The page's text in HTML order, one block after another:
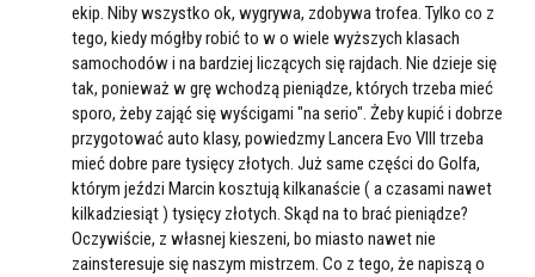
ekip. Niby wszystko ok, wygrywa, zdobywa trofea. Tylko co z
tego, kiedy mógłby robić to w o wiele wyższych klasach
samochodów i na bardziej liczących się rajdach. Nie dzieje się
tak, ponieważ w grę wchodzą pieniądze, których trzeba mieć
sporo, żeby zająć się wyścigami "na serio". Żeby kupić i dobrze
przygotować auto klasy, powiedzmy Lancera Evo VIII trzeba
mieć dobre pare tysięcy złotych. Już same części do Golfa,
którym jeździ Marcin kosztują kilkanaście ( a czasami nawet
kilkadziesiąt ) tysięcy złotych. Skąd na to brać pieniądze?
Oczywiście, z własnej kieszeni, bo miasto nawet nie
zainsteresuje się naszym mistrzem. Co z tego, że napiszą o